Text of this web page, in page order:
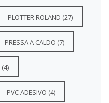
PLOTTER ROLAND (27)
PRESSA A CALDO (7)
(4)
PVC ADESIVO (4)